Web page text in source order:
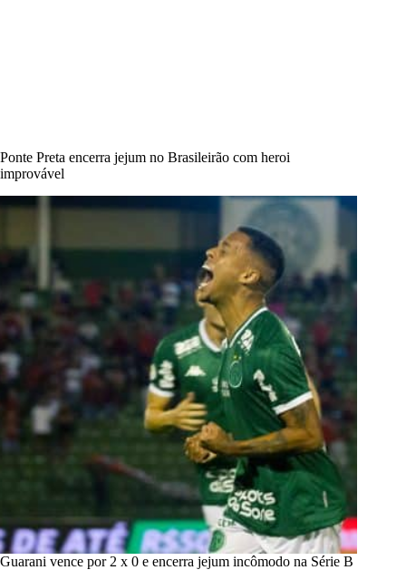
Ponte Preta encerra jejum no Brasileirão com heroi
improvável
Guarani vence por 2 x 0 e encerra jejum incômodo na Série B